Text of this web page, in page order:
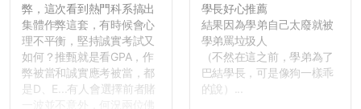
弊，這次看到熱門科系搞出
集體作弊這套，有時候會心
理不平衡，堅持誠實考試又
如何？推甄就是看GPA，作
弊被當和誠實應考被當，都
是D、E...有人會選擇前者賭
學長好心推薦
結果因為學弟自己太廢就被
學弟罵垃圾人
（不然在這之前，學弟為了
巴結學長，可是像狗一樣乖
的說）...